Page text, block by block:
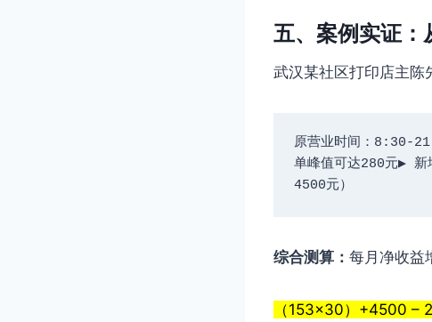
五、案例实证：
武汉某社区打印店主陈
原营业时间：8:30-
单峰值可达280元▶ 新
4500元）
综合测算： 每月净收益
（153×30）+4500 –